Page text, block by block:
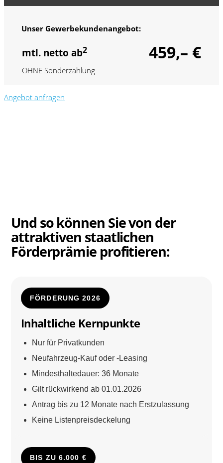
Unser Gewerbekundenangebot:
mtl. netto ab2 459,– €
OHNE Sonderzahlung
Angebot anfragen
Und so können Sie von der
attraktiven staatlichen
Förderprämie profitieren:
FÖRDERUNG 2026
Inhaltliche Kernpunkte
Nur für Privatkunden
Neufahrzeug-Kauf oder -Leasing
Mindesthaltedauer: 36 Monate
Gilt rückwirkend ab 01.01.2026
Antrag bis zu 12 Monate nach Erstzulassung
Keine Listenpreisdeckelung
BIS ZU 6.000 €